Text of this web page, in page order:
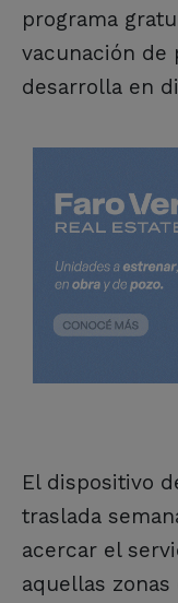
programa
vacunación de
desarrolla en
El dispositivo
traslada
acercar el
aquellas